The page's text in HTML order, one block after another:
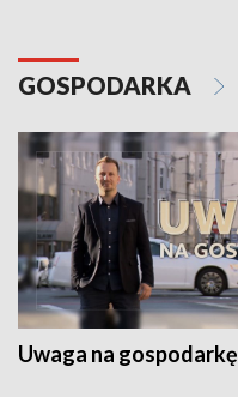
GOSPODARKA
Uwaga na gospodarkę